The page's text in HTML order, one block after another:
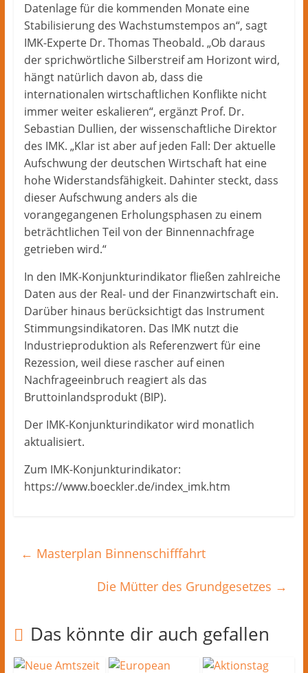
Datenlage für die kommenden Monate eine
Stabilisierung des Wachstumstempos an“, sagt
IMK-Experte Dr. Thomas Theobald. „Ob daraus
der sprichwörtliche Silberstreif am Horizont wird,
hängt natürlich davon ab, dass die
internationalen wirtschaftlichen Konflikte nicht
immer weiter eskalieren“, ergänzt Prof. Dr.
Sebastian Dullien, der wissenschaftliche Direktor
des IMK. „Klar ist aber auf jeden Fall: Der aktuelle
Aufschwung der deutschen Wirtschaft hat eine
hohe Widerstandsfähigkeit. Dahinter steckt, dass
dieser Aufschwung anders als die
vorangegangenen Erholungsphasen zu einem
beträchtlichen Teil von der Binnennachfrage
getrieben wird.“
In den IMK-Konjunkturindikator fließen zahlreiche
Daten aus der Real- und der Finanzwirtschaft ein.
Darüber hinaus berücksichtigt das Instrument
Stimmungsindikatoren. Das IMK nutzt die
Industrieproduktion als Referenzwert für eine
Rezession, weil diese rascher auf einen
Nachfrageeinbruch reagiert als das
Bruttoinlandsprodukt (BIP).
Der IMK-Konjunkturindikator wird monatlich
aktualisiert.
Zum IMK-Konjunkturindikator:
https://www.boeckler.de/index_imk.htm
← Masterplan Binnenschifffahrt
Die Mütter des Grundgesetzes →
Das könnte dir auch gefallen